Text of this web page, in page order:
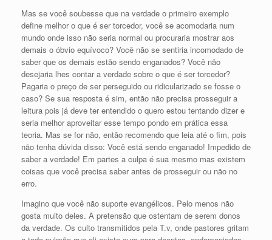
Mas se você soubesse que na verdade o primeiro exemplo
define melhor o que é ser torcedor, você se acomodaria num
mundo onde isso não seria normal ou procuraria mostrar aos
demais o óbvio equívoco? Você não se sentiria incomodado de
saber que os demais estão sendo enganados? Você não
desejaria lhes contar a verdade sobre o que é ser torcedor?
Pagaria o preço de ser perseguido ou ridicularizado se fosse o
caso? Se sua resposta é sim, então não precisa prosseguir a
leitura pois já deve ter entendido o quero estou tentando dizer e
seria melhor aproveitar esse tempo pondo em prática essa
teoria. Mas se for não, então recomendo que leia até o fim, pois
não tenha dúvida disso: Você está sendo enganado! Impedido de
saber a verdade! Em partes a culpa é sua mesmo mas existem
coisas que você precisa saber antes de prosseguir ou não no
erro.
Imagino que você não suporte evangélicos. Pelo menos não
gosta muito deles. A pretensão que ostentam de serem donos
da verdade. Os culto transmitidos pela T.v, onde pastores gritam